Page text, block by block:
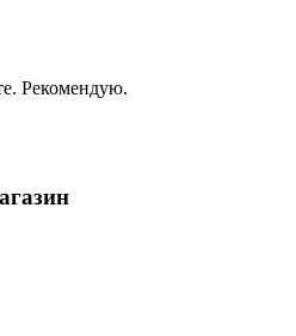
Рекомендую.